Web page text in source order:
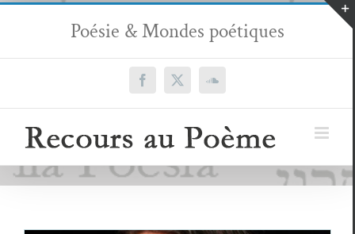
Passer
contenu
Poésie & Mondes poétiques
Facebook
X SoundCloud